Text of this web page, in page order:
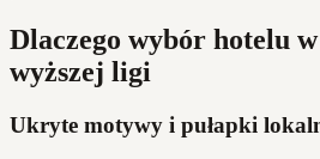
Dlaczego wybór hotelu
wyższej ligi
Ukryte motywy i pułapki